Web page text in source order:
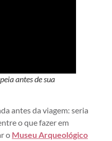
antes de sua
antes da viagem: seria
o que fazer em
o Museu Arqueológico